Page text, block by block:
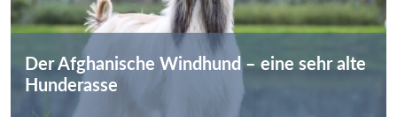
Der Afghanische Windhund – eine sehr alte
Hunderasse